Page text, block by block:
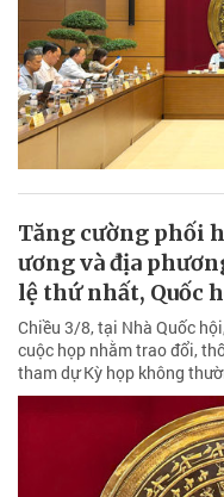
Tăng cường phối
ương và địa
lệ thứ nhất, Quốc
Chiều 3/8, tại Nhà Quốc
cuộc họp nhằm trao đổi,
tham dự Kỳ họp không